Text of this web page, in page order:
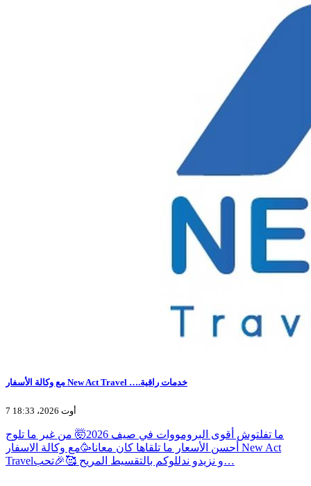
مع وكالة الأسفار New Act Travel ….خدمات راقية
7 أوت 2026، 18:33
ما تفلتوش أقوى البرومووات في صيف 2026🤯 من غير ما تلوج
أحسن الأسعار ما تلقاها كان معانا🥳مع وكالة الاسفار New Act
Travelو نزيدو ندللوكم بالتقسيط المريح 🥰🎉تحب…